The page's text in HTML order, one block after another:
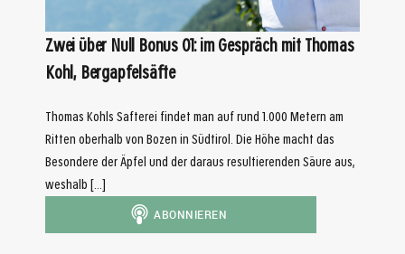
Zwei über Null Bonus 01: im Gespräch mit Thomas
Kohl, Bergapfelsäfte
Thomas Kohls Safterei findet man auf rund 1.000 Metern am
Ritten oberhalb von Bozen in Südtirol. Die Höhe macht das
Besondere der Äpfel und der daraus resultierenden Säure aus,
weshalb […]